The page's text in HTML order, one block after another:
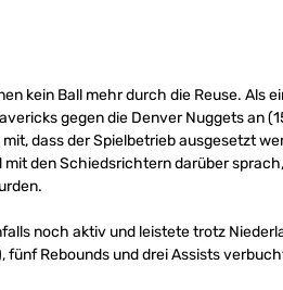
kein Ball mehr durch die Reuse. Als
gegen die Denver Nuggets an
mit, dass der Spielbetrieb ausgesetzt
den Schiedsrichtern darüber
noch aktiv und leistete trotz
fünf Rebounds und drei Assists